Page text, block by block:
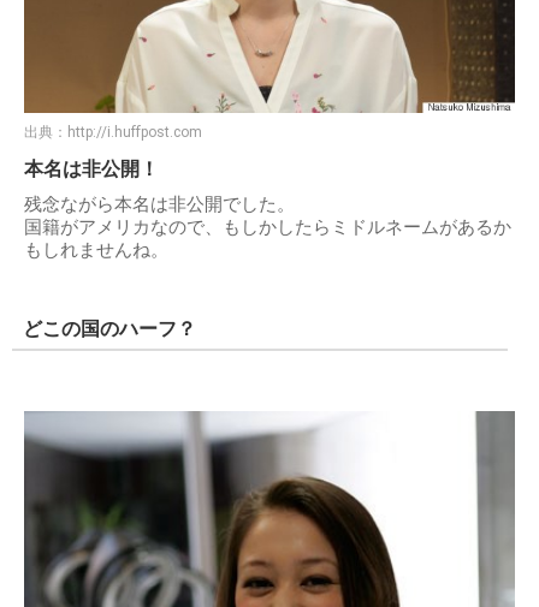
出典： http://i.huffpost.com
本名は非公開！
残念ながら本名は非公開でした。
国籍がアメリカなので、もしかしたらミドルネームがあるか
もしれませんね。
どこの国のハーフ？